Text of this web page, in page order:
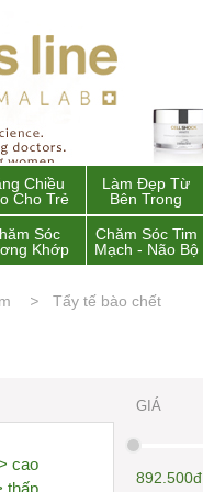
Chiều
Cho Trẻ
Làm Đẹp Từ
Bên Trong
Sóc
Khớp
Chăm Sóc Tim
Mạch - Não Bộ
Tẩy tế bào chết
cao
thấp
GIÁ
892.500đ